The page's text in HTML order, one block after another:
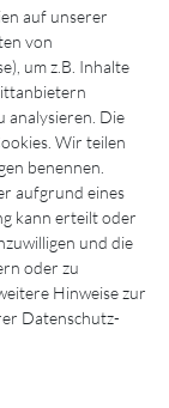
auf unserer
von
um z.B. Inhalte
analysieren. Die
Wir teilen
benennen.
aufgrund eines
kann erteilt oder
und die
oder zu
Hinweise zur
Daten­schutz­